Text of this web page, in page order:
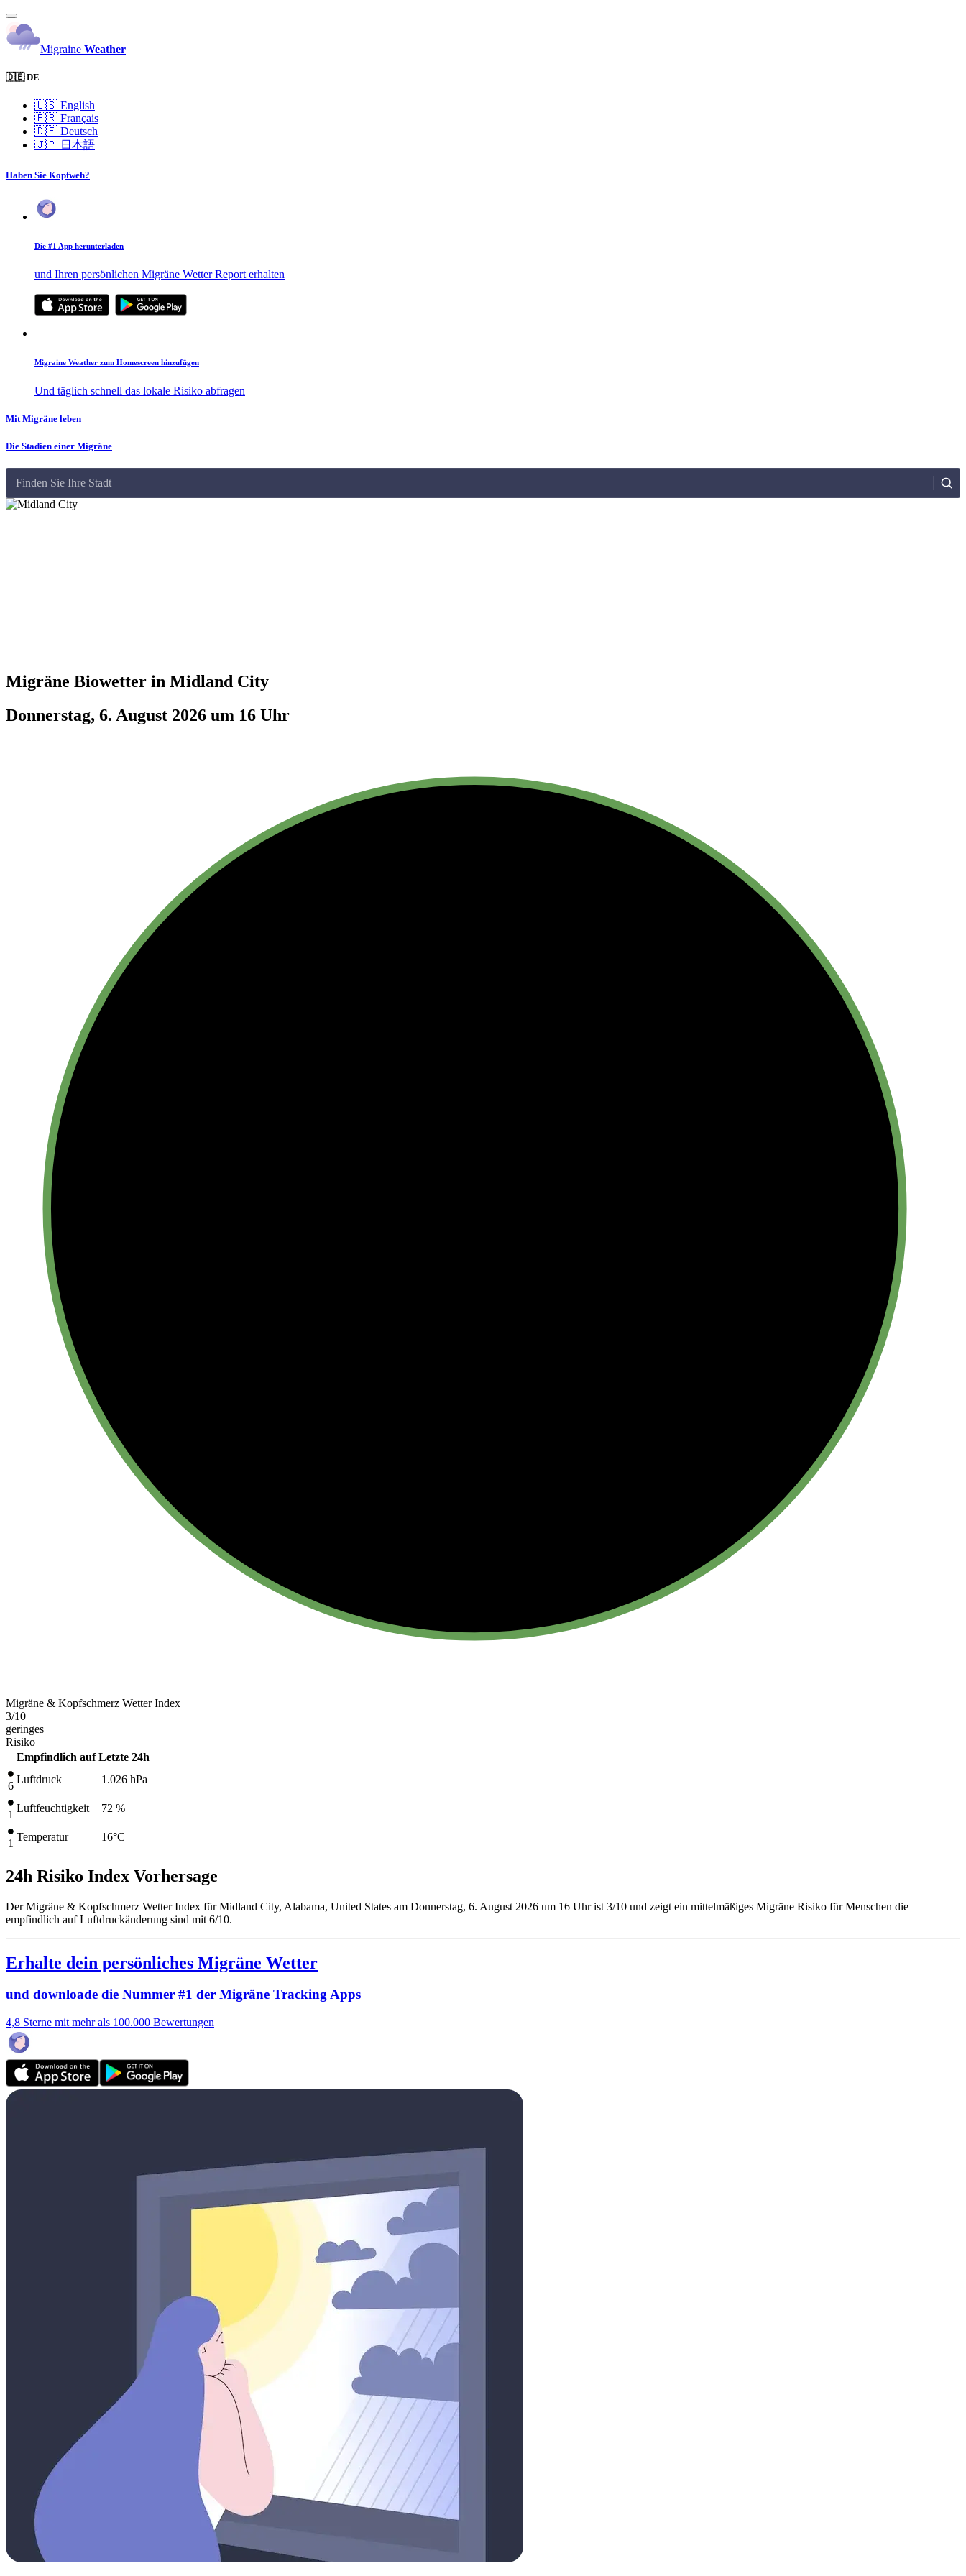
Migraine Weather
🇩🇪 DE
🇺🇸 English
🇫🇷 Français
🇩🇪 Deutsch
🇯🇵 日本語
Haben Sie Kopfweh?
Die #1 App herunterladen
und Ihren persönlichen Migräne Wetter Report erhalten
Migraine Weather zum Homescreen hinzufügen
Und täglich schnell das lokale Risiko abfragen
Mit Migräne leben
Die Stadien einer Migräne
Finden Sie Ihre Stadt
Migräne Biowetter in Midland City
Donnerstag, 6. August 2026 um 16 Uhr
Migräne & Kopfschmerz Wetter Index
3/10
geringes
Risiko
Empfindlich auf Letzte 24h
6
Luftdruck 1.026 hPa
1
Luftfeuchtigkeit 72 %
1
Temperatur 16°C
24h Risiko Index Vorhersage
Der Migräne & Kopfschmerz Wetter Index für Midland City, Alabama, United States am Donnerstag, 6. August 2026 um 16 Uhr ist 3/10 und zeigt ein mittelmäßiges Migräne Risiko für Menschen die
empfindlich auf Luftdruckänderung sind mit 6/10.
Erhalte dein persönliches Migräne Wetter
und downloade die Nummer #1 der Migräne Tracking Apps
4,8 Sterne mit mehr als 100.000 Bewertungen